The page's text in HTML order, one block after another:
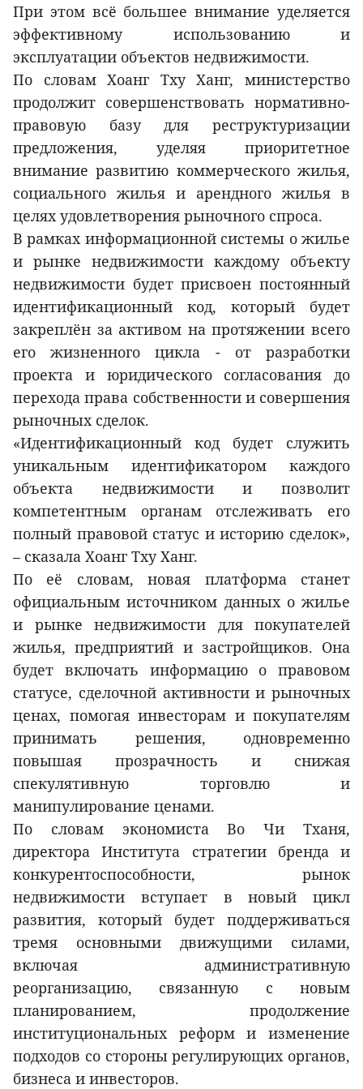
При этом всё большее внимание уделяется
эффективному использованию и
эксплуатации объектов недвижимости.
По словам Хоанг Тху Ханг, министерство
продолжит совершенствовать нормативно-
правовую базу для реструктуризации
предложения, уделяя приоритетное
внимание развитию коммерческого жилья,
социального жилья и арендного жилья в
целях удовлетворения рыночного спроса.
В рамках информационной системы о жилье
и рынке недвижимости каждому объекту
недвижимости будет присвоен постоянный
идентификационный код, который будет
закреплён за активом на протяжении всего
его жизненного цикла - от разработки
проекта и юридического согласования до
перехода права собственности и совершения
рыночных сделок.
«Идентификационный код будет служить
уникальным идентификатором каждого
объекта недвижимости и позволит
компетентным органам отслеживать его
полный правовой статус и историю сделок»,
– сказала Хоанг Тху Ханг.
По её словам, новая платформа станет
официальным источником данных о жилье
и рынке недвижимости для покупателей
жилья, предприятий и застройщиков. Она
будет включать информацию о правовом
статусе, сделочной активности и рыночных
ценах, помогая инвесторам и покупателям
принимать решения, одновременно
повышая прозрачность и снижая
спекулятивную торговлю и
манипулирование ценами.
По словам экономиста Во Чи Тханя,
директора Института стратегии бренда и
конкурентоспособности, рынок
недвижимости вступает в новый цикл
развития, который будет поддерживаться
тремя основными движущими силами,
включая административную
реорганизацию, связанную с новым
планированием, продолжение
институциональных реформ и изменение
подходов со стороны регулирующих органов,
бизнеса и инвесторов.